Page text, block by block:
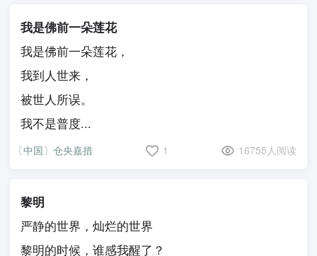
我是佛前一朵莲花
我是佛前一朵莲花，
我到人世来，
被世人所误。
我不是普度...
〔中国〕仓央嘉措 1 16755人阅读
黎明
严静的世界，灿烂的世界
黎明的时候，谁感我醒了？